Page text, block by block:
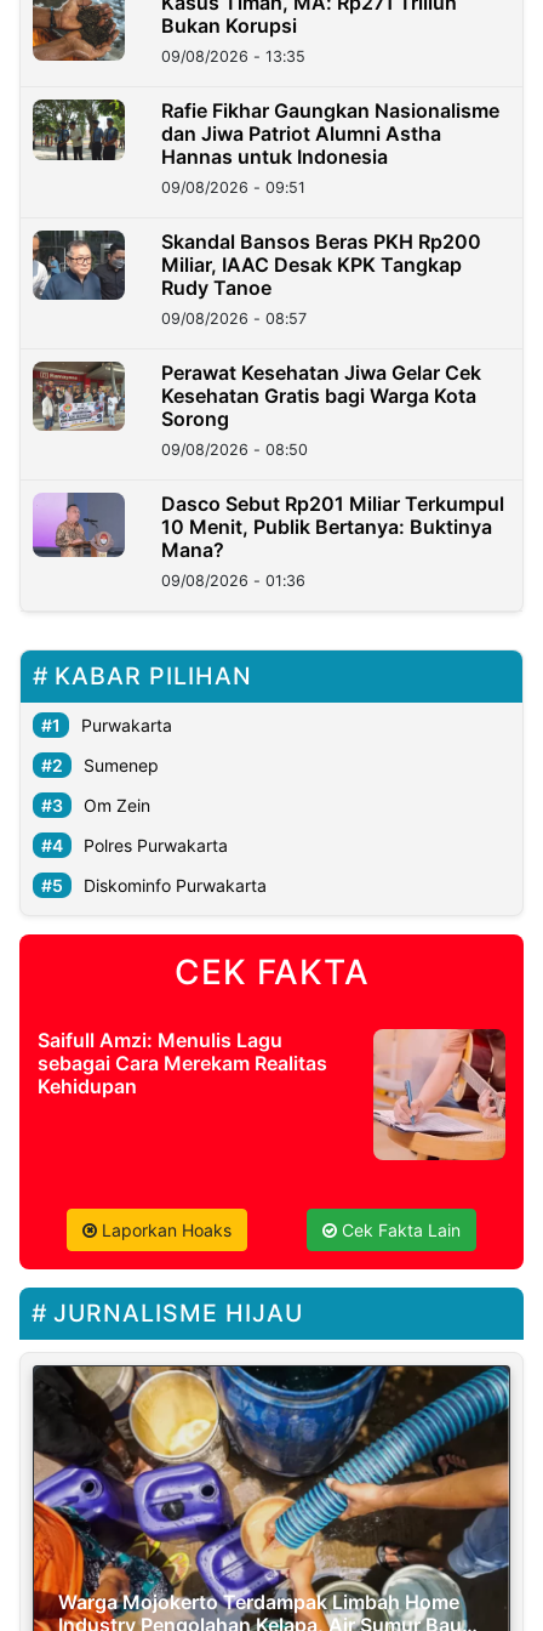
Bukan Korupsi
09/08/2026 - 13:35
Rafie Fikhar Gaungkan Nasionalisme
dan Jiwa Patriot Alumni Astha
Hannas untuk Indonesia
09/08/2026 - 09:51
Skandal Bansos Beras PKH Rp200
Miliar, IAAC Desak KPK Tangkap
Rudy Tanoe
09/08/2026 - 08:57
Perawat Kesehatan Jiwa Gelar Cek
Kesehatan Gratis bagi Warga Kota
Sorong
09/08/2026 - 08:50
Dasco Sebut Rp201 Miliar Terkumpul
10 Menit, Publik Bertanya: Buktinya
Mana?
09/08/2026 - 01:36
KABAR PILIHAN
Purwakarta
Sumenep
Om Zein
Polres Purwakarta
Diskominfo Purwakarta
CEK FAKTA
Saifull Amzi: Menulis Lagu
sebagai Cara Merekam Realitas
Kehidupan
Laporkan Hoaks Cek Fakta Lain
JURNALISME HIJAU
Warga Mojokerto Terdampak Limbah Home
Industry Pengolahan Kelapa, Air Sumur Bau